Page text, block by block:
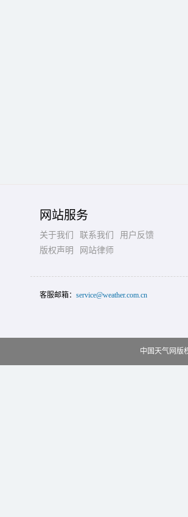
网站服务
关于我们 联系我们
用户反馈
版权声明
网站律师
客服邮箱： service@weather.com.cn
中国天气网